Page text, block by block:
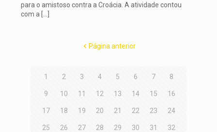
para o amistoso contra a Croácia. A atividade contou
com a […]
Página anterior
1 2 3 4 5 6 7 8
9 10 11 12 13 14 15 16
17 18 19 20 21 22 23 24
25 26 27 28 29 30 31 32